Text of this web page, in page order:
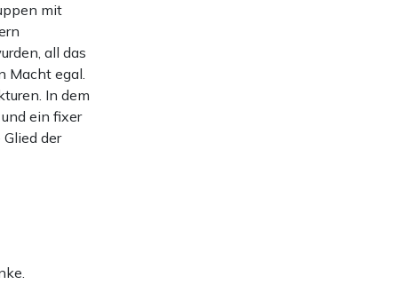
mit
all das
Macht egal.
In dem
ein fixer
der